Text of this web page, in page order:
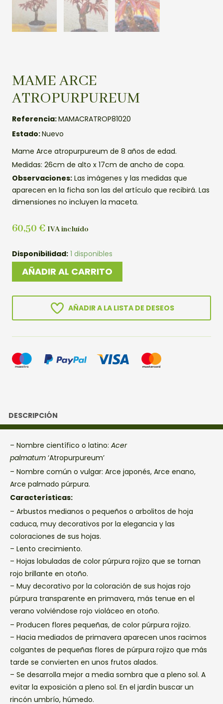
MAME ARCE
ATROPURPUREUM
Referencia:MAMACRATROP81020
Estado:Nuevo
Mame Arce atropurpureum de 8 años de edad.
Medidas: 26cm de alto x 17cm de ancho de copa.
Observaciones: Las imágenes y las medidas que
aparecen en la ficha son las del artículo que recibirá. Las
dimensiones no incluyen la maceta.
60,50 € IVA incluído
Disponibilidad: 1 disponibles
MAME
ATROPURPUREUM
AÑADIR AL CARRITO
AÑADIR A LA LISTA DE DESEOS
DESCRIPCIÓN
– Nombre científico o latino: Acer
palmatum ‘Atropurpureum’
– Nombre común o vulgar: Arce japonés, Arce enano,
Arce palmado púrpura.
Características:
– Arbustos medianos o pequeños o arbolitos de hoja
caduca, muy decorativos por la elegancia y las
coloraciones de sus hojas.
– Lento crecimiento.
– Hojas lobuladas de color púrpura rojizo que se tornan
rojo brillante en otoño.
– Muy decorativo por la coloración de sus hojas rojo
púrpura transparente en primavera, más tenue en el
verano volviéndose rojo violáceo en otoño.
– Producen flores pequeñas, de color púrpura rojizo.
– Hacia mediados de primavera aparecen unos racimos
colgantes de pequeñas flores de púrpura rojizo que más
tarde se convierten en unos frutos alados.
– Se desarrolla mejor a media sombra que a pleno sol. A
evitar la exposición a pleno sol. En el jardín buscar un
rincón umbrío, húmedo.